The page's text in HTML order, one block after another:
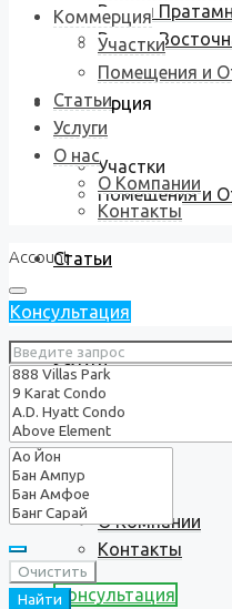
Виллы
Виллы
Коммерция
Участки
Помещения и
Статьи
Услуги
О нас
О Компании
Контакты
Консультация
Коммерция
Участки
Помещения и
Статьи
Услуги
О нас
О Компании
Контакты
Account
Консультация
Очистить
Найти